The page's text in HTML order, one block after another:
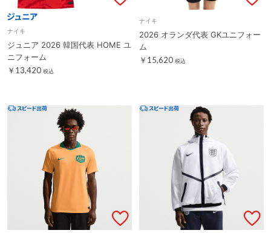
ナイキ
ジュニア 2026 韓国代表 HOME ユ
ニフォーム
￥13,420 税込
ナイキ
2026 オランダ代表 GKユニフォー
ム
￥15,620 税込